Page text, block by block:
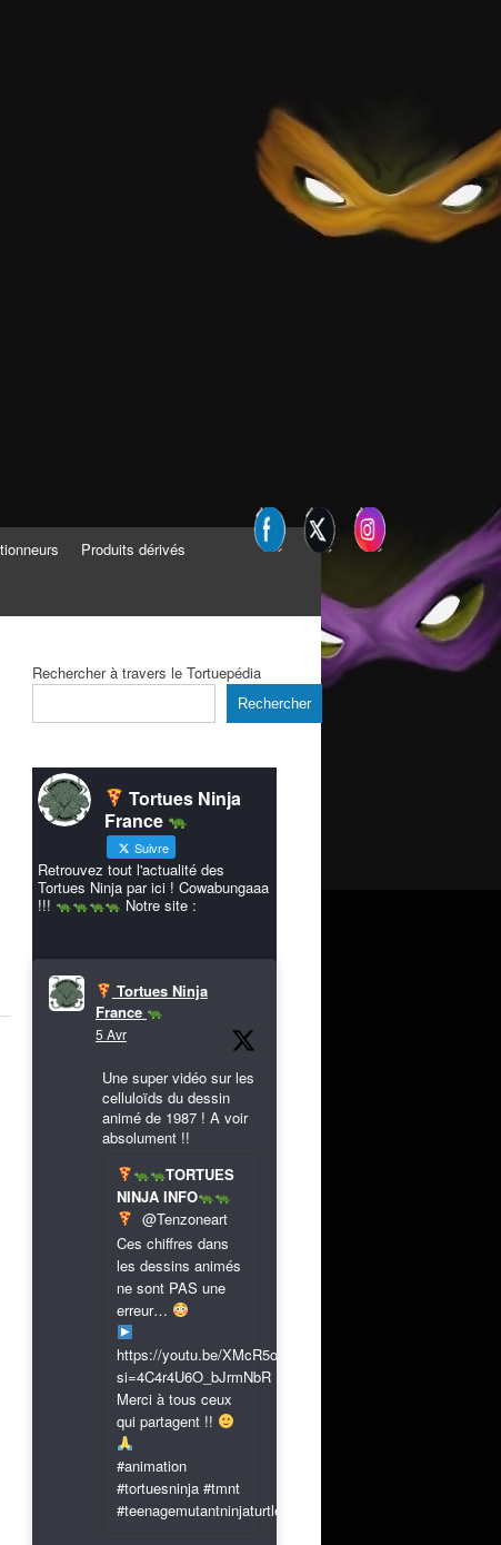
Produits dérivés
Rechercher à travers le Tortuepédia
Rechercher
Tortues Ninja
France
Suivre
Retrouvez tout l'actualité des
Tortues Ninja par ici ! Cowabungaaa
!!!
Notre site :
Tortues Ninja
France
5 Avr
Une super vidéo sur les
celluloïds du dessin
animé de 1987 ! A voir
absolument !!
TORTUES
NINJA INFO
@Tenzoneart
Ces chiffres dans
les dessins animés
ne sont PAS une
erreur…
https://youtu.be/XMcR5or9N8A?
si=4C4r4U6O_bJrmNbR
Merci à tous ceux
qui partagent !!
#animation
#tortuesninja #tmnt
#teenagemutantninjaturtles